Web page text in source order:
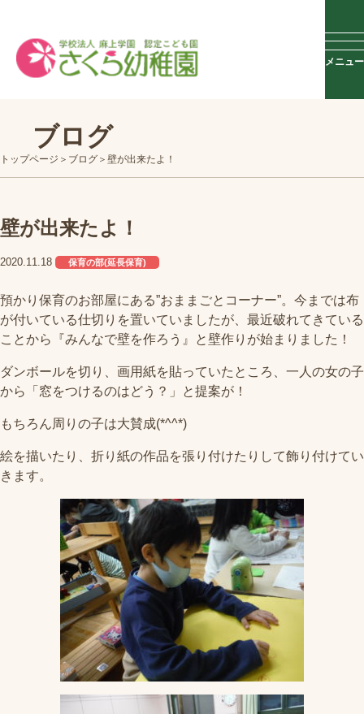
メニュー
ブログ
トップページ ブログ 壁が出来たよ！
壁が出来たよ！
2020.11.18 保育の部(延長保育)
預かり保育のお部屋にある”おままごとコーナー”。今までは布
が付いている仕切りを置いていましたが、最近破れてきている
ことから『みんなで壁を作ろう』と壁作りが始まりました！
ダンボールを切り、画用紙を貼っていたところ、一人の女の子
から「窓をつけるのはどう？」と提案が！
もちろん周りの子は大賛成(*^^*)
絵を描いたり、折り紙の作品を張り付けたりして飾り付けてい
きます。